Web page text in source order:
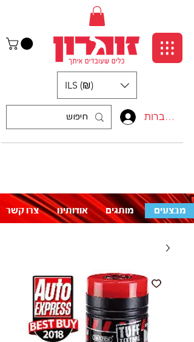
צרו קשר אודותינו מותגים מבצעים
התחברות
ILS (₪)